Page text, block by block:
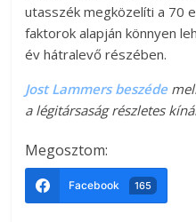
utasszék megközelíti a 70
faktorok alapján könnyen
év hátralevő részében.
Jost Lammers beszéde
a légitársaság részletes
Megosztom:
Facebook 165